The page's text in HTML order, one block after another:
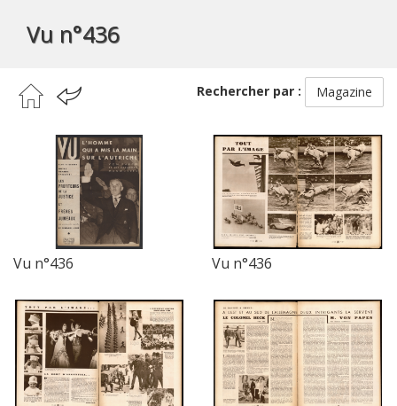
Vu n°436
Rechercher par : Magazine
Vu n°436 Vu n°436